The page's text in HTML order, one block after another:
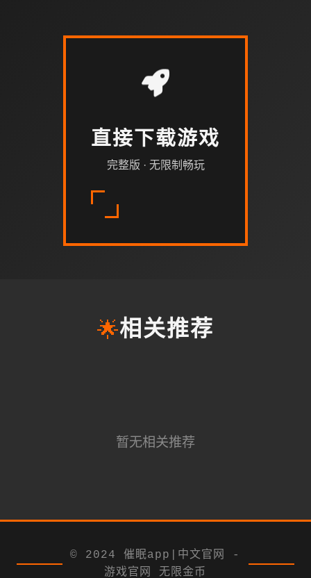
直接下载游戏
完整版 · 无限制畅玩
🌟相关推荐
暂无相关推荐
© 2024 催眠app|中文官网 -
游戏官网 无限金币